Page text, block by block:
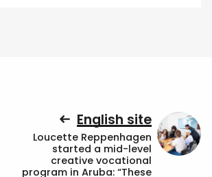
English site
Loucette Reppenhagen
started a mid-level
creative vocational
program in Aruba: “These